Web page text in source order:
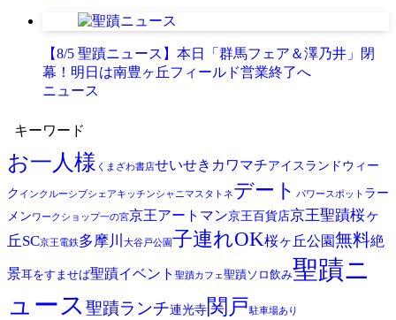
【8/5 聖蹟ニュース】本日「群馬フェア＆澤乃井」閉
幕！明日は南豊ヶ丘フィールド営業終了へ
ニュース
キーワード
お一人様 くまざわ書店せいせきカワマチアイスランドウィー
ク インクルーシブシェアキッチンシャニマス タトネデート パワースポット ラー
メンワークショップ一の宮京王アートマン京王百貨店京王聖蹟桜ヶ
丘SC京王電鉄多摩川 大谷戸公園子連れOK桜ヶ丘公園無料絶
景耳をすませば聖蹟イベント 聖蹟カフェ聖蹟ソロ飲み聖蹟ニ
ュース 聖蹟ランチ連光寺関戸駐車場あり